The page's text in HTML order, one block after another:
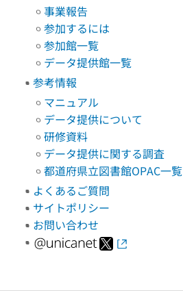
事業報告
参加するには
参加館一覧
データ提供館一覧
参考情報
マニュアル
データ提供について
研修資料
データ提供に関する調査
都道府県立図書館OPAC一覧
よくあるご質問
サイトポリシー
お問い合わせ